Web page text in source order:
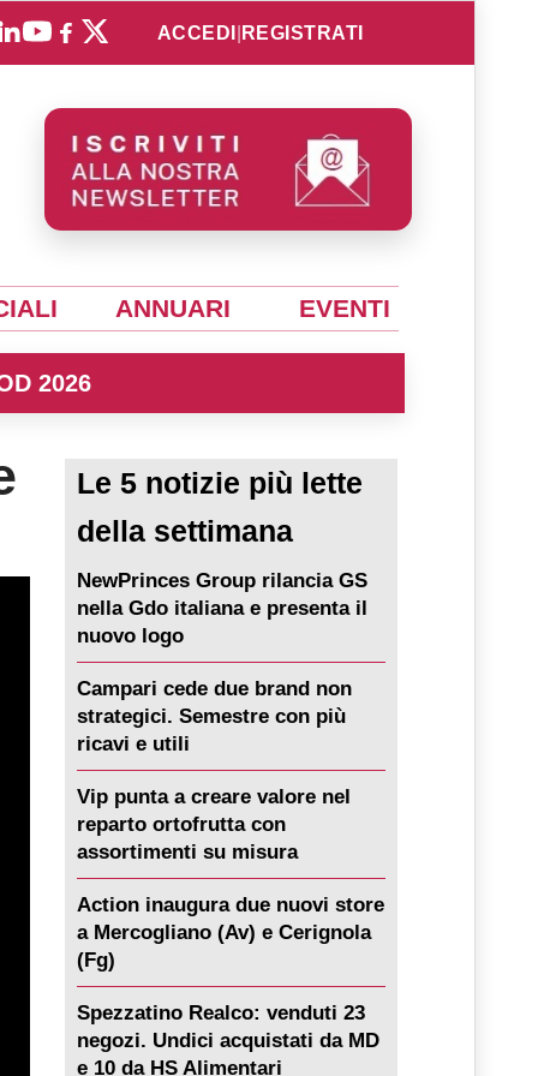
ACCEDI REGISTRATI
ANNUARI EVENTI
2026
Le 5 notizie più lette
della settimana
NewPrinces Group rilancia GS
nella Gdo italiana e presenta il
nuovo logo
Campari cede due brand non
strategici. Semestre con più
ricavi e utili
Vip punta a creare valore nel
reparto ortofrutta con
assortimenti su misura
Action inaugura due nuovi store
a Mercogliano (Av) e Cerignola
(Fg)
Spezzatino Realco: venduti 23
negozi. Undici acquistati da MD
e 10 da HS Alimentari